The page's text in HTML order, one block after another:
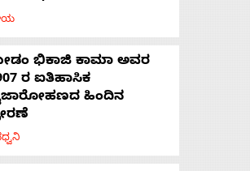
ಭಿಕಾಜಿ ಕಾಮಾ ಅವರ
ರ ಐತಿಹಾಸಿಕ
ಹಿಂದಿನ